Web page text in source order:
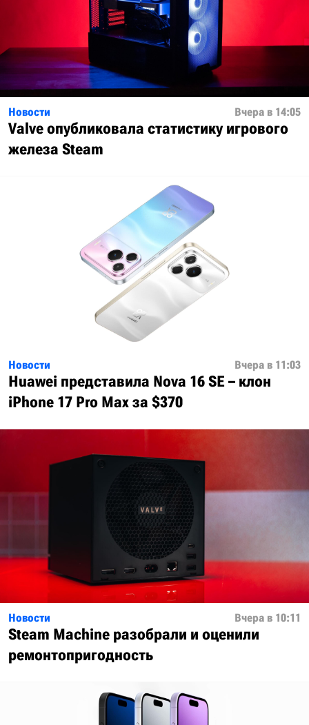
Новости Вчера в 14:05
Valve опубликовала статистику игрового
железа Steam
Новости Вчера в 11:03
Huawei представила Nova 16 SE – клон
iPhone 17 Pro Max за $370
Новости Вчера в 10:11
Steam Machine разобрали и оценили
ремонтопригодность